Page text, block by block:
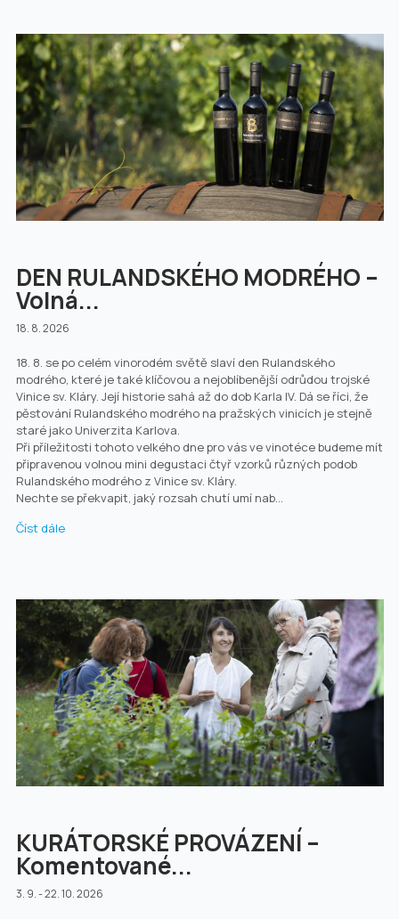
DEN RULANDSKÉHO MODRÉHO –
Volná...
18. 8. 2026
18. 8. se po celém vinorodém světě slaví den Rulandského
modrého, které je také klíčovou a nejoblíbenější odrůdou trojské
Vinice sv. Kláry. Její historie sahá až do dob Karla IV. Dá se říci, že
pěstování Rulandského modrého na pražských vinicích je stejně
staré jako Univerzita Karlova.
Při příležitosti tohoto velkého dne pro vás ve vinotéce budeme mít
připravenou volnou mini degustaci čtyř vzorků různých podob
Rulandského modrého z Vinice sv. Kláry.
Nechte se překvapit, jaký rozsah chutí umí nab...
Číst dále
KURÁTORSKÉ PROVÁZENÍ –
Komentované...
3. 9. - 22. 10. 2026